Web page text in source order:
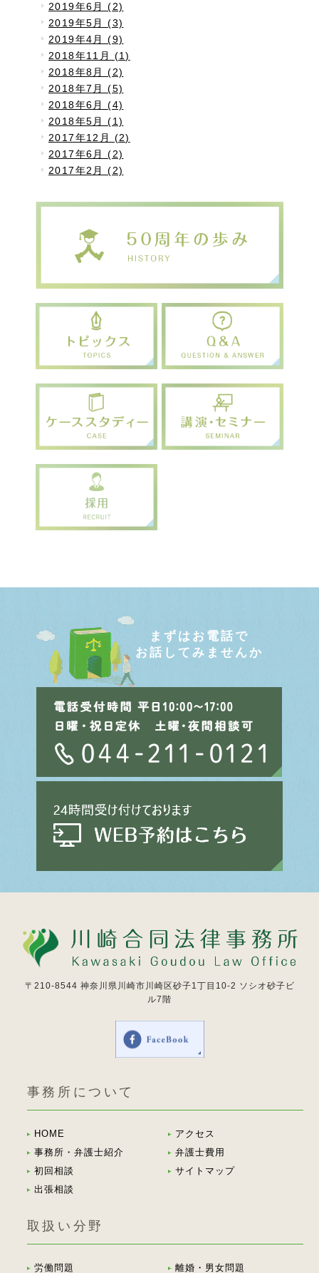
2019年6月 (2)
2019年5月 (3)
2019年4月 (9)
2018年11月 (1)
2018年8月 (2)
2018年7月 (5)
2018年6月 (4)
2018年5月 (1)
2017年12月 (2)
2017年6月 (2)
2017年2月 (2)
まずはお電話で
お話してみませんか
〒210-8544 神奈川県川崎市川崎区砂子1丁目10-2 ソシオ砂子ビ
ル7階
事務所について
HOME
事務所・弁護士紹介
初回相談
出張相談
アクセス
弁護士費用
サイトマップ
取扱い分野
労働問題 離婚・男女問題